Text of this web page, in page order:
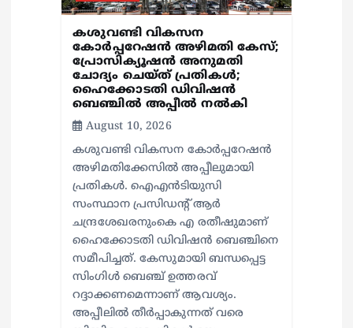
കശുവണ്ടി വികസന
കോര്‍പ്പറേഷന്‍ അഴിമതി കേസ്;
പ്രോസിക്യൂഷന്‍ അനുമതി
ചോദ്യം ചെയ്ത് പ്രതികള്‍;
ഹൈക്കോടതി ഡിവിഷന്‍
ബെഞ്ചില്‍ അപ്പീല്‍ നല്‍കി
August 10, 2026
കശുവണ്ടി വികസന കോര്‍പ്പറേഷന്‍
അഴിമതിക്കേസില്‍ അപ്പീലുമായി
പ്രതികള്‍. ഐഎന്‍ടിയുസി
സംസ്ഥാന പ്രസിഡന്റ് ആര്‍
ചന്ദ്രശേഖരനുംകെ എ രതീഷുമാണ്
ഹൈക്കോടതി ഡിവിഷന്‍ ബെഞ്ചിനെ
സമീപിച്ചത്. കേസുമായി ബന്ധപ്പെട്ട
സിംഗിള്‍ ബെഞ്ച് ഉത്തരവ്
റദ്ദാക്കണമെന്നാണ് ആവശ്യം.
അപ്പീലില്‍ തീര്‍പ്പാകുന്നത് വരെ